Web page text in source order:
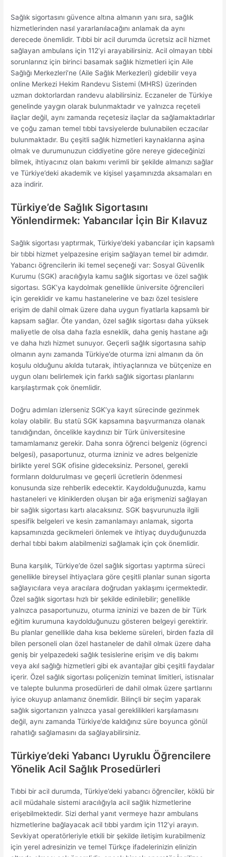
Sağlık sigortasını güvence altına almanın yanı sıra, sağlık
hizmetlerinden nasıl yararlanılacağını anlamak da aynı
derecede önemlidir. Tıbbi bir acil durumda ücretsiz acil hizmet
sağlayan ambulans için 112’yi arayabilirsiniz. Acil olmayan tıbbi
sorunlarınız için birinci basamak sağlık hizmetleri için Aile
Sağlığı Merkezleri’ne (Aile Sağlık Merkezleri) gidebilir veya
online Merkezi Hekim Randevu Sistemi (MHRS) üzerinden
uzman doktorlardan randevu alabilirsiniz. Eczaneler de Türkiye
genelinde yaygın olarak bulunmaktadır ve yalnızca reçeteli
ilaçlar değil, aynı zamanda reçetesiz ilaçlar da sağlamaktadırlar
ve çoğu zaman temel tıbbi tavsiyelerde bulunabilen eczacılar
bulunmaktadır. Bu çeşitli sağlık hizmetleri kaynaklarına aşina
olmak ve durumunuzun ciddiyetine göre nereye gideceğinizi
bilmek, ihtiyacınız olan bakımı verimli bir şekilde almanızı sağlar
ve Türkiye’deki akademik ve kişisel yaşamınızda aksamaları en
aza indirir.
Türkiye’de Sağlık Sigortasını
Yönlendirmek: Yabancılar İçin Bir Kılavuz
Sağlık sigortası yaptırmak, Türkiye’deki yabancılar için kapsamlı
bir tıbbi hizmet yelpazesine erişim sağlayan temel bir adımdır.
Yabancı öğrencilerin iki temel seçeneği var: Sosyal Güvenlik
Kurumu (SGK) aracılığıyla kamu sağlık sigortası ve özel sağlık
sigortası. SGK’ya kaydolmak genellikle üniversite öğrencileri
için gereklidir ve kamu hastanelerine ve bazı özel tesislere
erişim de dahil olmak üzere daha uygun fiyatlarla kapsamlı bir
kapsam sağlar. Öte yandan, özel sağlık sigortası daha yüksek
maliyetle de olsa daha fazla esneklik, daha geniş hastane ağı
ve daha hızlı hizmet sunuyor. Geçerli sağlık sigortasına sahip
olmanın aynı zamanda Türkiye’de oturma izni almanın da ön
koşulu olduğunu akılda tutarak, ihtiyaçlarınıza ve bütçenize en
uygun olanı belirlemek için farklı sağlık sigortası planlarını
karşılaştırmak çok önemlidir.
Doğru adımları izlerseniz SGK’ya kayıt sürecinde gezinmek
kolay olabilir. Bu statü SGK kapsamına başvurmanıza olanak
tanıdığından, öncelikle kaydınızı bir Türk üniversitesine
tamamlamanız gerekir. Daha sonra öğrenci belgeniz (ögrenci
belgesi), pasaportunuz, oturma izniniz ve adres belgenizle
birlikte yerel SGK ofisine gideceksiniz. Personel, gerekli
formların doldurulması ve geçerli ücretlerin ödenmesi
konusunda size rehberlik edecektir. Kaydolduğunuzda, kamu
hastaneleri ve kliniklerden oluşan bir ağa erişmenizi sağlayan
bir sağlık sigortası kartı alacaksınız. SGK başvurunuzla ilgili
spesifik belgeleri ve kesin zamanlamayı anlamak, sigorta
kapsamınızda gecikmeleri önlemek ve ihtiyaç duyduğunuzda
derhal tıbbi bakım alabilmenizi sağlamak için çok önemlidir.
Buna karşılık, Türkiye’de özel sağlık sigortası yaptırma süreci
genellikle bireysel ihtiyaçlara göre çeşitli planlar sunan sigorta
sağlayıcılara veya aracılara doğrudan yaklaşımı içermektedir.
Özel sağlık sigortası hızlı bir şekilde edinilebilir; genellikle
yalnızca pasaportunuzu, oturma izninizi ve bazen de bir Türk
eğitim kurumuna kaydolduğunuzu gösteren belgeyi gerektirir.
Bu planlar genellikle daha kısa bekleme süreleri, birden fazla dil
bilen personeli olan özel hastaneler de dahil olmak üzere daha
geniş bir yelpazedeki sağlık tesislerine erişim ve diş bakımı
veya akıl sağlığı hizmetleri gibi ek avantajlar gibi çeşitli faydalar
içerir. Özel sağlık sigortası poliçenizin teminat limitleri, istisnalar
ve talepte bulunma prosedürleri de dahil olmak üzere şartlarını
iyice okuyup anlamanız önemlidir. Bilinçli bir seçim yaparak
sağlık sigortanızın yalnızca yasal gereklilikleri karşılamasını
değil, aynı zamanda Türkiye’de kaldığınız süre boyunca gönül
rahatlığı sağlamasını da sağlayabilirsiniz.
Türkiye’deki Yabancı Uyruklu Öğrencilere
Yönelik Acil Sağlık Prosedürleri
Tıbbi bir acil durumda, Türkiye’deki yabancı öğrenciler, köklü bir
acil müdahale sistemi aracılığıyla acil sağlık hizmetlerine
erişebilmektedir. Sizi derhal yanıt vermeye hazır ambulans
hizmetlerine bağlayacak acil tıbbi yardım için 112’yi arayın.
Sevkiyat operatörleriyle etkili bir şekilde iletişim kurabilmeniz
için yerel adresinizin ve temel Türkçe ifadelerinizin elinizin